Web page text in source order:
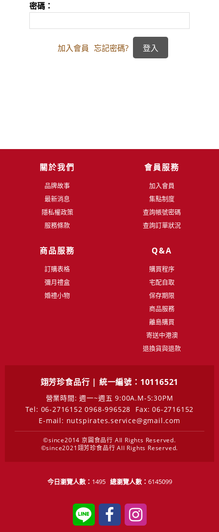
密碼：
加入會員 忘記密碼?
關於我們
品牌故事
最新消息
隱私權政策
服務條款
會員服務
加入會員
集點制度
查詢帳號密碼
查詢訂單狀況
商品服務
訂購表格
彌月禮盒
婚禮小物
Q&A
購買程序
宅配自取
保存期限
商品服務
離島購買
寄送中港澳
退換貨與退款
翊芳珍食品行 | 統一編號：10116521
營業時間: 週一~週五 9:00A.M-5:30PM
Tel: 06-2716152 0968-996528
Fax: 06-2716152
E-mail: nutspirates.service@gmail.com
©since2014 京圓食品行 All Rights Reserved.
©since2021翊芳珍食品行 All Rights Reserved.
今日瀏覽人數： 1495 總瀏覽人數： 6145099